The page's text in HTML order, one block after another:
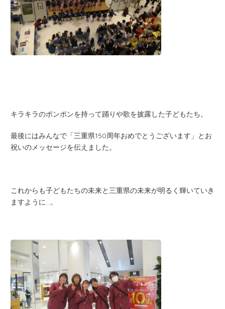
キラキラのポンポンを持って踊りや歌を披露した子どもたち。
最後にはみんなで「三重県150周年おめでとうございます」とお
祝いのメッセージを伝えました。
これからも子どもたちの未来と三重県の未来が明るく輝いていき
ますように…。